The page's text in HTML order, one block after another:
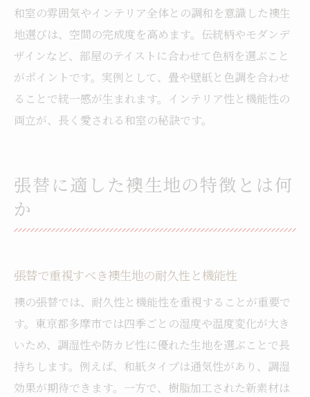
和室の雰囲気やインテリア全体との調和を意識した襖生
地選びは、空間の完成度を高めます。伝統柄やモダンデ
ザインなど、部屋のテイストに合わせて色柄を選ぶこと
がポイントです。実例として、畳や壁紙と色調を合わせ
ることで統一感が生まれます。インテリア性と機能性の
両立が、長く愛される和室の秘訣です。
張替に適した襖生地の特徴とは何
か
張替で重視すべき襖生地の耐久性と機能性
襖の張替では、耐久性と機能性を重視することが重要で
す。東京都多摩市では四季ごとの湿度や温度変化が大き
いため、調湿性や防カビ性に優れた生地を選ぶことで長
持ちします。例えば、和紙タイプは通気性があり、調湿
効果が期待できます。一方で、樹脂加工された新素材は